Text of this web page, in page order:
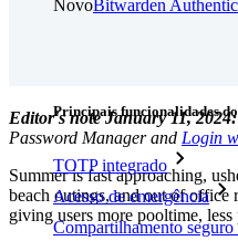
NovoBitwarden
Principais funcionalidades
TOTP integrado
Acesso de emergência
Compartilhamento
Editor's note January 11, 2024:
Password Manager and Login
Summer is fast approaching,
beach outings, and out of office
giving users more pooltime, less